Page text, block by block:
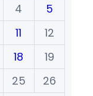
4
5
11
12
18
19
25
26